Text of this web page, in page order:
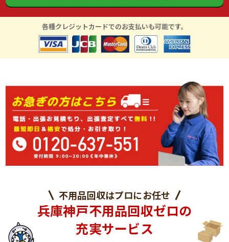
各種クレジットカードでのお支払いも可能です。
不用品回収はプロにお任せ
兵庫神戸不用品回収ゼロの
充実サービス